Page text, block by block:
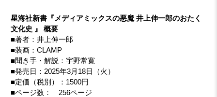
星海社新書『メディアミックスの悪魔 井上伸一郎のおたく
文化史 』 概要
■著者：井上伸一郎
■装画：CLAMP
■聞き手・解説：宇野常寛
■発売日：2025年3月18日（火）
■定価（税別）：1500円
■ページ数： 256ページ